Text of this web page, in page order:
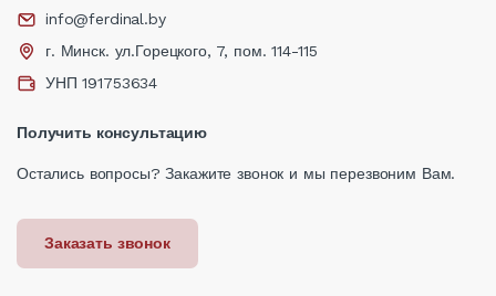
info@ferdinal.by
г. Минск. ул.Горецкого, 7, пом. 114-115
УНП 191753634
Получить консультацию
Остались вопросы? Закажите звонок и мы перезвоним Вам.
Заказать звонок